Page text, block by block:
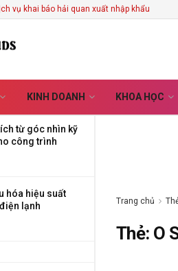
Lọc
vệ dây dẫn tối
từ góc nhìn kỹ
công trình
hóa hiệu suất
lạnh
vụ khai báo hải quan xuất nhập khẩu
KINH DOANH KHOA HỌC
Trang chủ
Thẻ: O